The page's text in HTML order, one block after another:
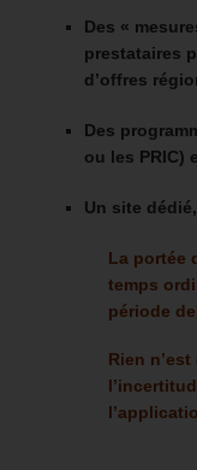
Des «
prestataires
d’offres
Des
ou les PRIC)
Un site
La portée
temps
période
Rien